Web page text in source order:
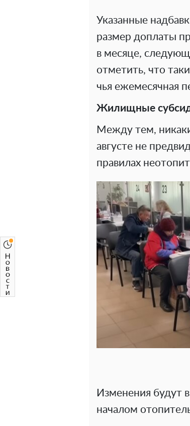
Указанные
размер доплаты
в месяце,
отметить, что
чья ежемесячная
Жилищные
Между тем,
августе не
правилах
Изменения будут
началом